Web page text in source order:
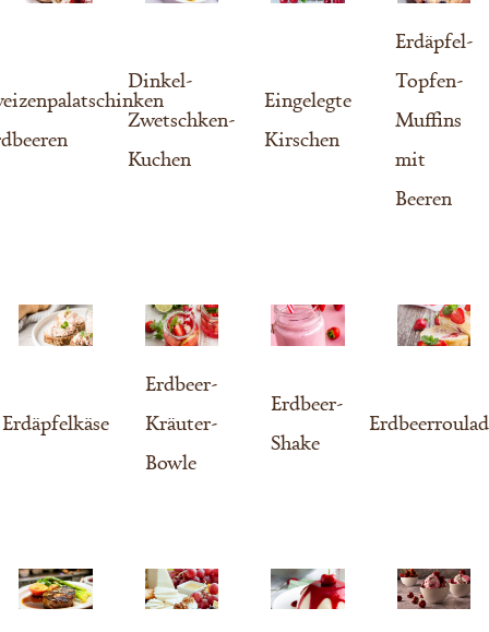
Dinkel-
Zwetschken-
Kuchen
Eingelegte
Kirschen
Erdäpfel-
Topfen-
Muffins
mit
Beeren
Erdäpfelkäse
Erdbeer-
Kräuter-
Bowle
Erdbeer-
Shake